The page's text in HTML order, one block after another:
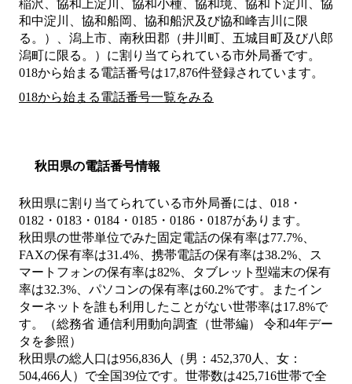
稲沢、協和上淀川、協和小種、協和境、協和下淀川、協
和中淀川、協和船岡、協和船沢及び協和峰吉川に限
る。）、潟上市、南秋田郡（井川町、五城目町及び八郎
潟町に限る。） に割り当てられている市外局番です。
018から始まる電話番号は17,876件登録されています。
018から始まる電話番号一覧をみる
秋田県の電話番号情報
秋田県に割り当てられている市外局番には、018・
0182・0183・0184・0185・0186・0187があります。
秋田県の世帯単位でみた固定電話の保有率は77.7%、
FAXの保有率は31.4%、携帯電話の保有率は38.2%、ス
マートフォンの保有率は82%、タブレット型端末の保有
率は32.3%、パソコンの保有率は60.2%です。またイン
ターネットを誰も利用したことがない世帯率は17.8%で
す。（総務省 通信利用動向調査（世帯編） 令和4年デー
タを参照）
秋田県の総人口は956,836人（男：452,370人、女：
504,466人）で全国39位です。世帯数は425,716世帯で全